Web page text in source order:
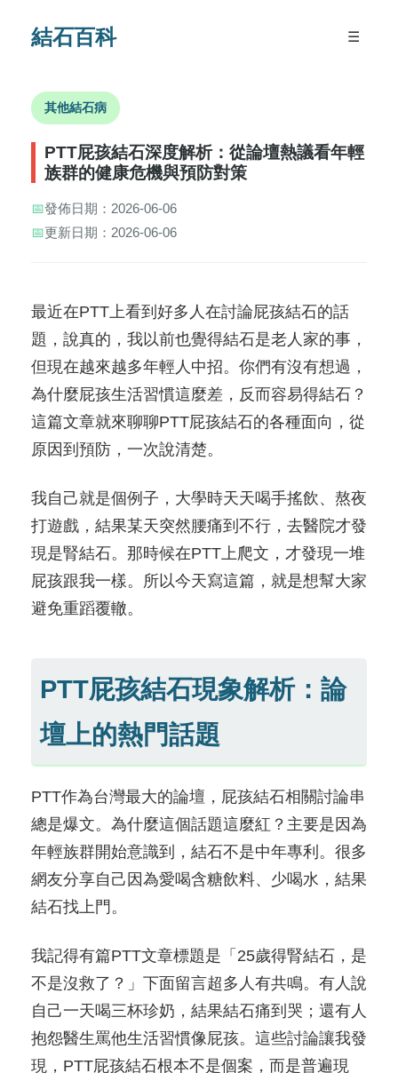
結石百科 ☰
其他結石病
PTT屁孩結石深度解析：從論壇熱議看年輕
族群的健康危機與預防對策
📅發佈日期：2026-06-06
📅更新日期：2026-06-06
最近在PTT上看到好多人在討論屁孩結石的話
題，說真的，我以前也覺得結石是老人家的事，
但現在越來越多年輕人中招。你們有沒有想過，
為什麼屁孩生活習慣這麼差，反而容易得結石？
這篇文章就來聊聊PTT屁孩結石的各種面向，從
原因到預防，一次說清楚。
我自己就是個例子，大學時天天喝手搖飲、熬夜
打遊戲，結果某天突然腰痛到不行，去醫院才發
現是腎結石。那時候在PTT上爬文，才發現一堆
屁孩跟我一樣。所以今天寫這篇，就是想幫大家
避免重蹈覆轍。
PTT屁孩結石現象解析：論
壇上的熱門話題
PTT作為台灣最大的論壇，屁孩結石相關討論串
總是爆文。為什麼這個話題這麼紅？主要是因為
年輕族群開始意識到，結石不是中年專利。很多
網友分享自己因為愛喝含糖飲料、少喝水，結果
結石找上門。
我記得有篇PTT文章標題是「25歲得腎結石，是
不是沒救了？」下面留言超多人有共鳴。有人說
自己一天喝三杯珍奶，結果結石痛到哭；還有人
抱怨醫生罵他生活習慣像屁孩。這些討論讓我發
現，PTT屁孩結石根本不是個案，而是普遍現